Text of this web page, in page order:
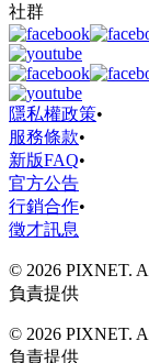
社群
隱私權政策•
服務條款•
新版FAQ•
官方公告
行銷合作•
徵才訊息
© 2026 PIXNET.
負責提供
© 2026 PIXNET.
負責提供